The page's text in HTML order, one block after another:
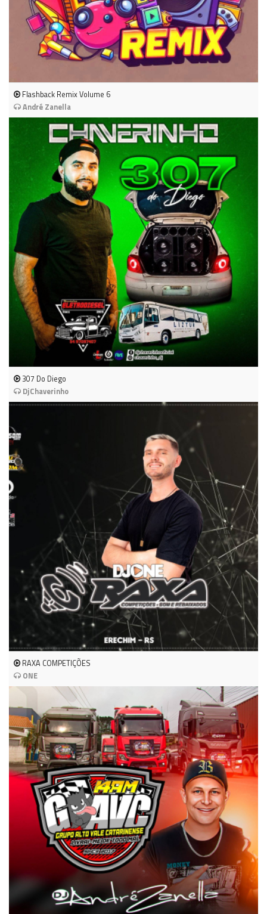
Flashback Remix Volume 6
André Zanella
307 Do Diego
DjChaverinho
RAXA COMPETIÇÕES
ONE